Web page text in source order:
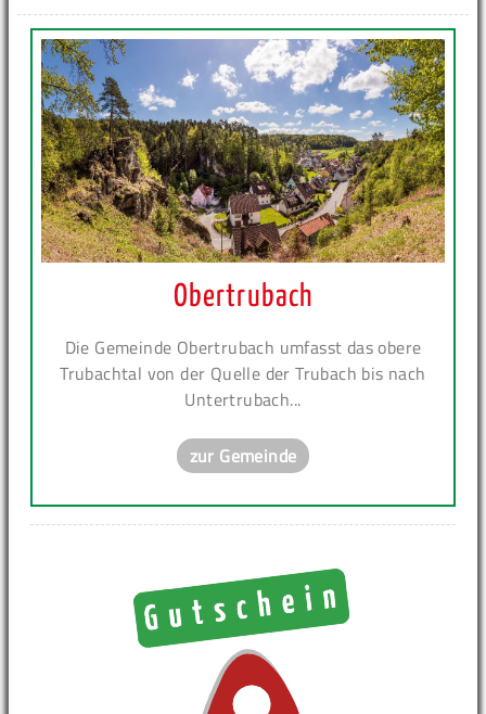
Obertrubach
Die Gemeinde Obertrubach umfasst das obere
Trubachtal von der Quelle der Trubach bis nach
Untertrubach...
zur Gemeinde